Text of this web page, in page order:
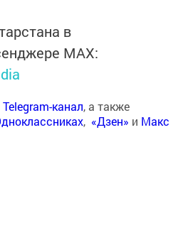
в
MАХ:
Telegram-канал, а также
, «Дзен» и Макс